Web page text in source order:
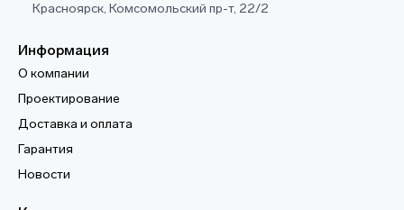
Красноярск, Комсомольский пр-т, 22/2
Информация
О компании
Проектирование
Доставка и оплата
Гарантия
Новости